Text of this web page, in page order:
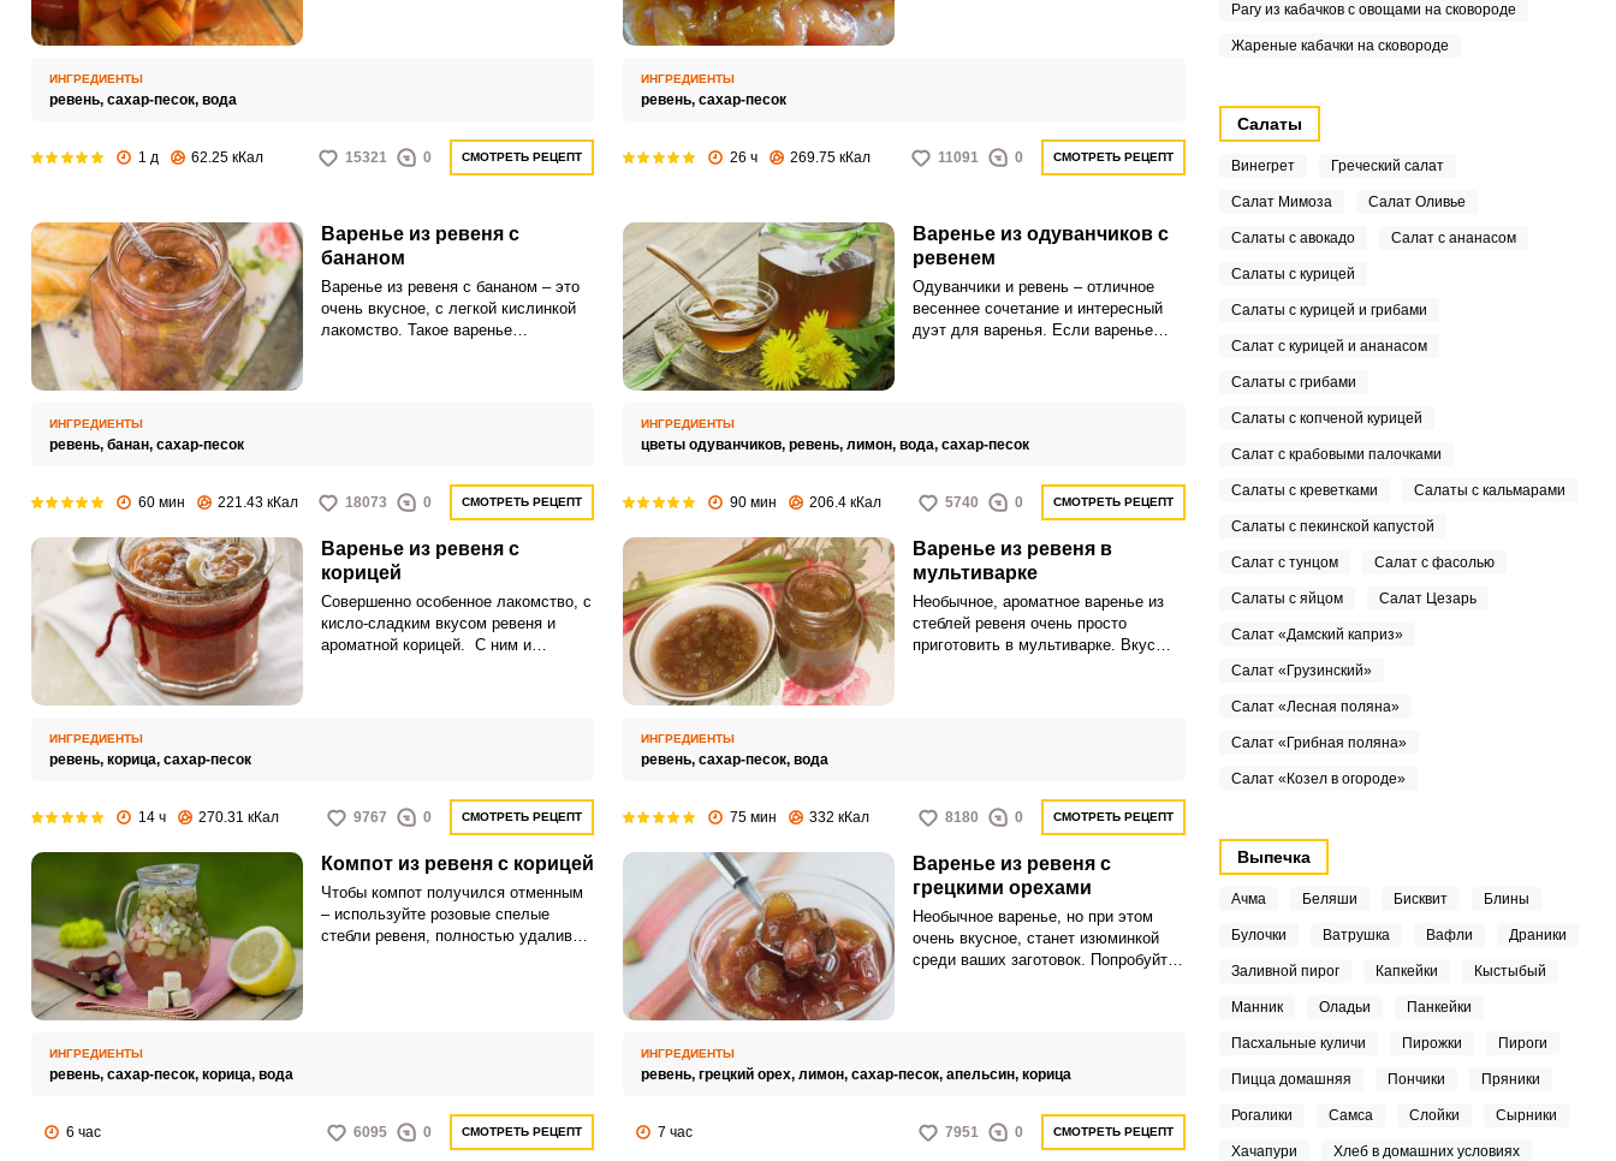
ИНГРЕДИЕНТЫ
ревень, сахар-песок, вода
1 д 62.25 кКал 15321 0 СМОТРЕТЬ РЕЦЕПТ
ИНГРЕДИЕНТЫ
ревень, сахар-песок
26 ч 269.75 кКал 11091 0 СМОТРЕТЬ РЕЦЕПТ
Варенье из ревеня с
бананом
Варенье из ревеня с бананом – это
очень вкусное, с легкой кислинкой
лакомство. Такое варенье
ИНГРЕДИЕНТЫ
ревень, банан, сахар-песок
60 мин 221.43 кКал 18073 0 СМОТРЕТЬ РЕЦЕПТ
Варенье из одуванчиков с
ревенем
Одуванчики и ревень – отличное
весеннее сочетание и интересный
дуэт для варенья. Если варенье
ИНГРЕДИЕНТЫ
цветы одуванчиков, ревень, лимон, вода, сахар-песок
90 мин 206.4 кКал 5740 0 СМОТРЕТЬ РЕЦЕПТ
Варенье из ревеня с
корицей
Совершенно особенное лакомство, с
кисло-сладким вкусом ревеня и
ароматной корицей. С ним и
ИНГРЕДИЕНТЫ
ревень, корица, сахар-песок
14 ч 270.31 кКал 9767 0 СМОТРЕТЬ РЕЦЕПТ
Варенье из ревеня в
мультиварке
Необычное, ароматное варенье из
стеблей ревеня очень просто
приготовить в мультиварке. Вкус
ИНГРЕДИЕНТЫ
ревень, сахар-песок, вода
75 мин 332 кКал 8180 0 СМОТРЕТЬ РЕЦЕПТ
Компот из ревеня с корицей
Чтобы компот получился отменным
– используйте розовые спелые
стебли ревеня, полностью удалив
ИНГРЕДИЕНТЫ
ревень, сахар-песок, корица, вода
6 час 6095 0 СМОТРЕТЬ РЕЦЕПТ
Варенье из ревеня с
грецкими орехами
Необычное варенье, но при этом
очень вкусное, станет изюминкой
среди ваших заготовок. Попробуйте
ИНГРЕДИЕНТЫ
ревень, грецкий орех, лимон, сахар-песок, апельсин, корица
7 час 7951 0 СМОТРЕТЬ РЕЦЕПТ
Рагу из кабачков с овощами на сковороде
Жареные кабачки на сковороде
Салаты
Винегрет Греческий салат
Салат Мимоза Салат Оливье
Салаты с авокадо Салат с ананасом
Салаты с курицей
Салаты с курицей и грибами
Салат с курицей и ананасом
Салаты с грибами
Салаты с копченой курицей
Салат с крабовыми палочками
Салаты с креветками Салаты с кальмарами
Салаты с пекинской капустой
Салат с тунцом Салат с фасолью
Салаты с яйцом Салат Цезарь
Салат «Дамский каприз»
Салат «Грузинский»
Салат «Лесная поляна»
Салат «Грибная поляна»
Салат «Козел в огороде»
Выпечка
Ачма Беляши Бисквит Блины
Булочки Ватрушка Вафли Драники
Заливной пирог Капкейки Кыстыбый
Манник Оладьи Панкейки
Пасхальные куличи Пирожки Пироги
Пицца домашняя Пончики Пряники
Рогалики Самса Слойки Сырники
Хачапури Хлеб в домашних условиях